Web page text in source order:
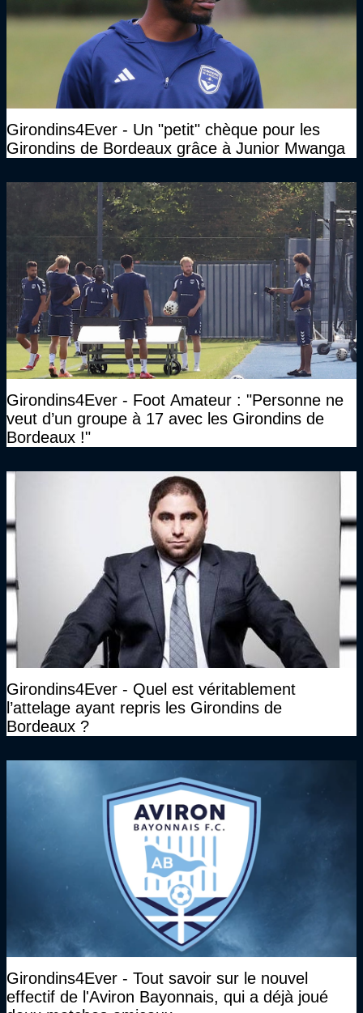
Girondins4Ever - Un "petit" chèque pour les
Girondins de Bordeaux grâce à Junior Mwanga
Girondins4Ever - Foot Amateur : "Personne ne
veut d’un groupe à 17 avec les Girondins de
Bordeaux !"
Girondins4Ever - Quel est véritablement
l’attelage ayant repris les Girondins de
Bordeaux ?
Girondins4Ever - Tout savoir sur le nouvel
effectif de l'Aviron Bayonnais, qui a déjà joué